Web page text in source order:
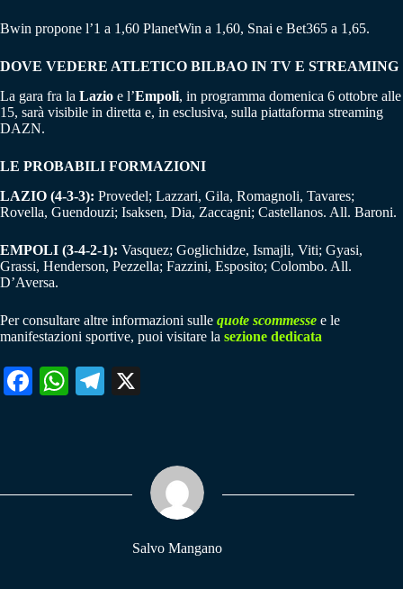
Bwin propone l’1 a 1,60 PlanetWin a 1,60, Snai e Bet365 a 1,65.
DOVE VEDERE ATLETICO BILBAO IN TV E STREAMING
La gara fra la Lazio e l’Empoli, in programma domenica 6 ottobre alle
15, sarà visibile in diretta e, in esclusiva, sulla piattaforma streaming
DAZN.
LE PROBABILI FORMAZIONI
LAZIO (4-3-3): Provedel; Lazzari, Gila, Romagnoli, Tavares;
Rovella, Guendouzi; Isaksen, Dia, Zaccagni; Castellanos. All. Baroni.
EMPOLI (3-4-2-1): Vasquez; Goglichidze, Ismajli, Viti; Gyasi,
Grassi, Henderson, Pezzella; Fazzini, Esposito; Colombo. All.
D’Aversa.
Per consultare altre informazioni sulle quote scommesse e le
manifestazioni sportive, puoi visitare la sezione dedicata
Fa W
pp
Te
m
Salvo Mangano